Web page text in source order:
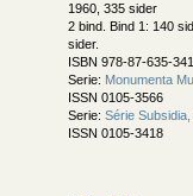
1960, 335 sider
2 bind. Bind 1: 140
sider.
ISBN 978-87-635-
Serie: Monumenta
ISSN 0105-3566
Serie: Série
ISSN 0105-3418